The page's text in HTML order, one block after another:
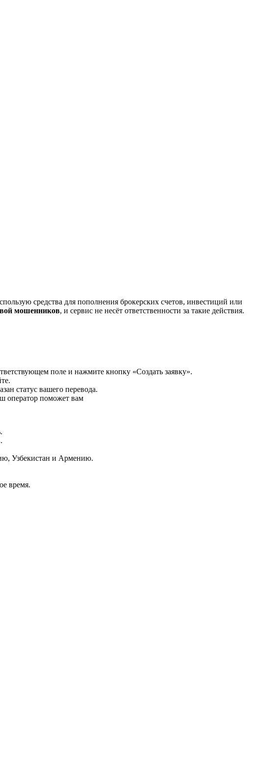
средства для пополнения брокерских счетов, инвестиций или
мошенников, и сервис не несёт ответственности за такие действия.
поле и нажмите кнопку «Создать заявку».
статус вашего перевода.
оператор поможет вам
Узбекистан и Армению.
время.